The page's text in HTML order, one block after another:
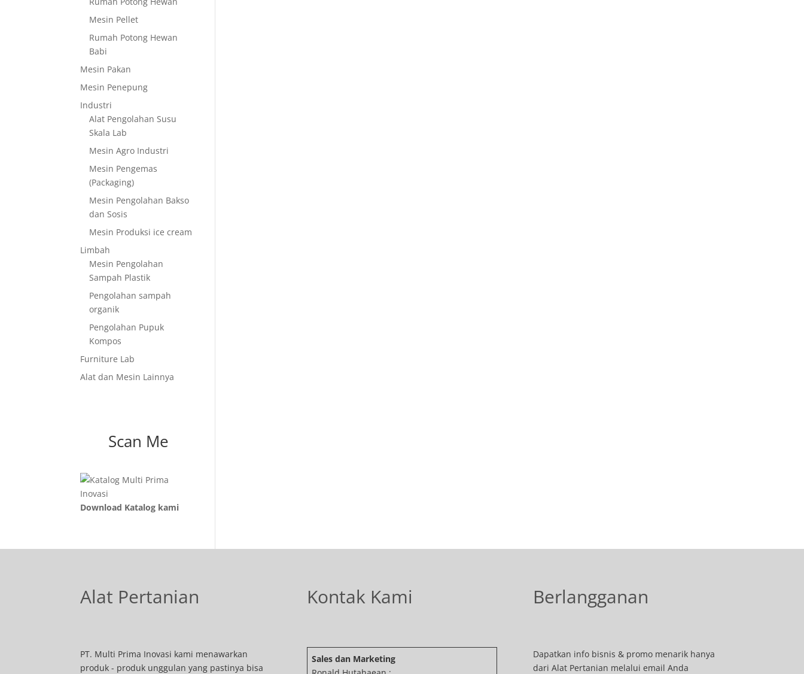
Mesin Pellet
Rumah Potong Hewan
Babi
Mesin Pakan
Mesin Penepung
Industri
Alat Pengolahan Susu
Skala Lab
Mesin Agro Industri
Mesin Pengemas
(Packaging)
Mesin Pengolahan Bakso
dan Sosis
Mesin Produksi ice cream
Limbah
Mesin Pengolahan
Sampah Plastik
Pengolahan sampah
organik
Pengolahan Pupuk
Kompos
Furniture Lab
Alat dan Mesin Lainnya
Scan Me
Download Katalog kami
Alat Pertanian
PT. Multi Prima Inovasi kami menawarkan
produk - produk unggulan yang pastinya bisa
Kontak Kami
Sales dan Marketing
Berlangganan
Dapatkan info bisnis & promo menarik hanya
dari Alat Pertanian melalui email Anda